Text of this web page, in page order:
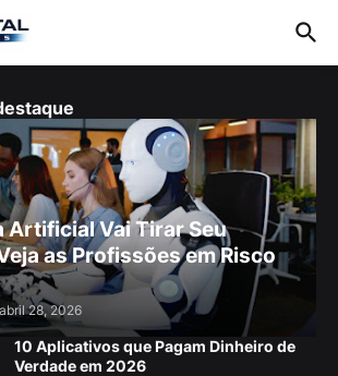
Artificial Vai Tirar Seu
as Profissões em Risco
abril 28, 2026
10 Aplicativos que Pagam Dinheiro de
Verdade em 2026